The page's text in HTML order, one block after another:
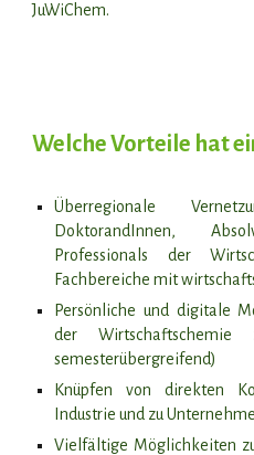
JuWiChem.
Welche Vorteile hat
Überregionale
DoktorandInnen,
Professionals der
Fachbereiche mit
Persönliche und digitale
der
semesterübergreifend)
Knüpfen von direkten
Industrie und zu
Vielfältige Möglichkeiten